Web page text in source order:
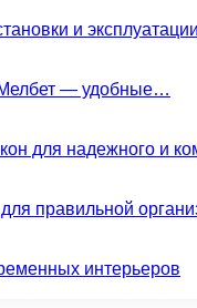
и эксплуатации
Мелбет — удобные…
для надежного и
правильной
интерьеров